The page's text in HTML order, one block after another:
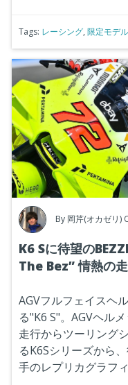
Tags: レーシング, 限定モデル
By 岡芹(オカゼリ)
K6 Sに待望の
The Bez” 情熱の
AGVフルフェイスヘ
る"K6 S"。AGVヘル
走行からツーリング
るK6Sシリーズから
手のレプリカグラフ